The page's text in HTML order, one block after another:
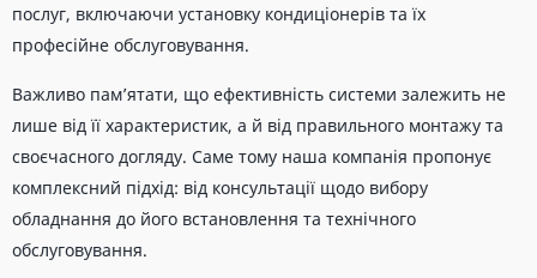
послуг, включаючи установку кондиціонерів та їх
професійне обслуговування.
Важливо пам’ятати, що ефективність системи залежить не
лише від її характеристик, а й від правильного монтажу та
своєчасного догляду. Саме тому наша компанія пропонує
комплексний підхід: від консультації щодо вибору
обладнання до його встановлення та технічного
обслуговування.